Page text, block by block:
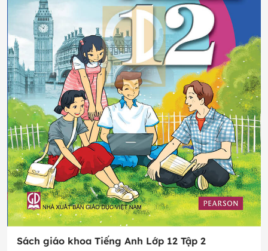
Sách giáo khoa Tiếng Anh Lớp 12 Tập 2